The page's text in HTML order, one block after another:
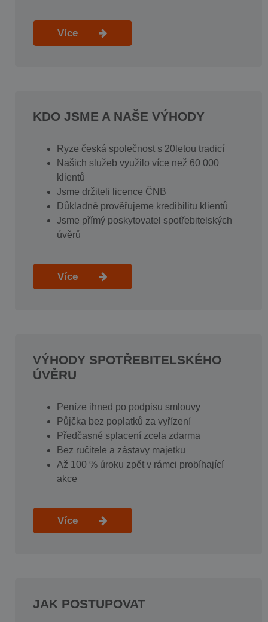
Více
KDO JSME A NAŠE VÝHODY
Ryze česká společnost s 20letou tradicí
Našich služeb využilo více než 60 000
klientů
Jsme držiteli licence ČNB
Důkladně prověřujeme kredibilitu klientů
Jsme přímý poskytovatel spotřebitelských
úvěrů
Více
VÝHODY SPOTŘEBITELSKÉHO
ÚVĚRU
Peníze ihned po podpisu smlouvy
Půjčka bez poplatků za vyřízení
Předčasné splacení zcela zdarma
Bez ručitele a zástavy majetku
Až 100 % úroku zpět v rámci probíhající
akce
Více
JAK POSTUPOVAT